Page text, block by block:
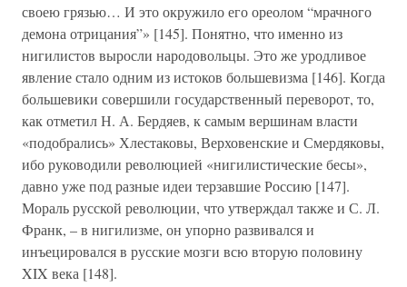
своею грязью… И это окружило его ореолом “мрачного
демона отрицания”» [145]. Понятно, что именно из
нигилистов выросли народовольцы. Это же уродливое
явление стало одним из истоков большевизма [146]. Когда
большевики совершили государственный переворот, то,
как отметил Н. А. Бердяев, к самым вершинам власти
«подобрались» Хлестаковы, Верховенские и Смердяковы,
ибо руководили революцией «нигилистические бесы»,
давно уже под разные идеи терзавшие Россию [147].
Мораль русской революции, что утверждал также и С. Л.
Франк, – в нигилизме, он упорно развивался и
инъецировался в русские мозги всю вторую половину
XIX века [148].